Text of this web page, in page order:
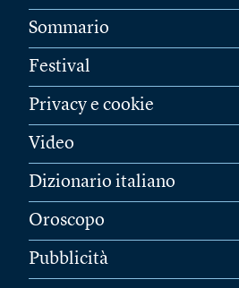
Sommario
Festival
Privacy e cookie
Video
Dizionario italiano
Oroscopo
Pubblicità